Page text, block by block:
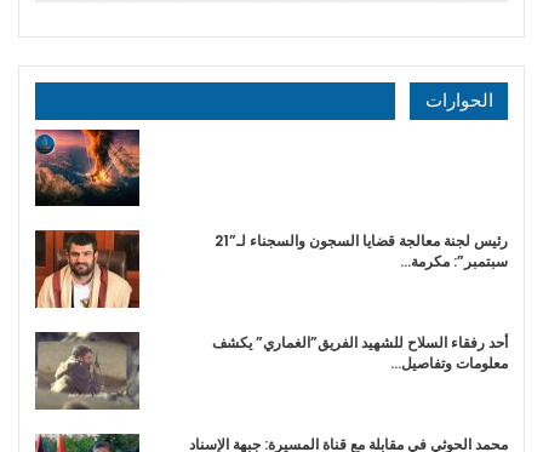
الحوارات
رئيس لجنة معالجة قضايا السجون والسجناء لـ”21
سبتمبر”: مكرمة…
أحد رفقاء السلاح للشهيد الفريق”الغماري” يكشف
معلومات وتفاصيل…
محمد الحوثي في مقابلة مع قناة المسيرة: جبهة الإسناد